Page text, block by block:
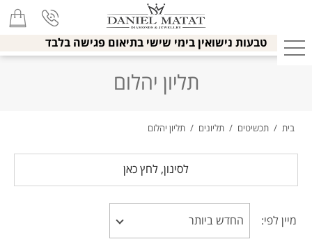
טבעות נישואין בימי שישי בתיאום פגישה בלבד
תליון יהלום
בית / תכשיטים / תליונים / תליון יהלום
לסינון, לחץ כאן
מיין לפי: